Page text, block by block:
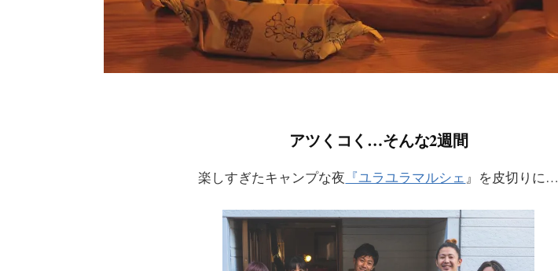
アツくコく…そんな2週間
楽しすぎたキャンプな夜 『ユラユラマルシェ』を皮切りに…